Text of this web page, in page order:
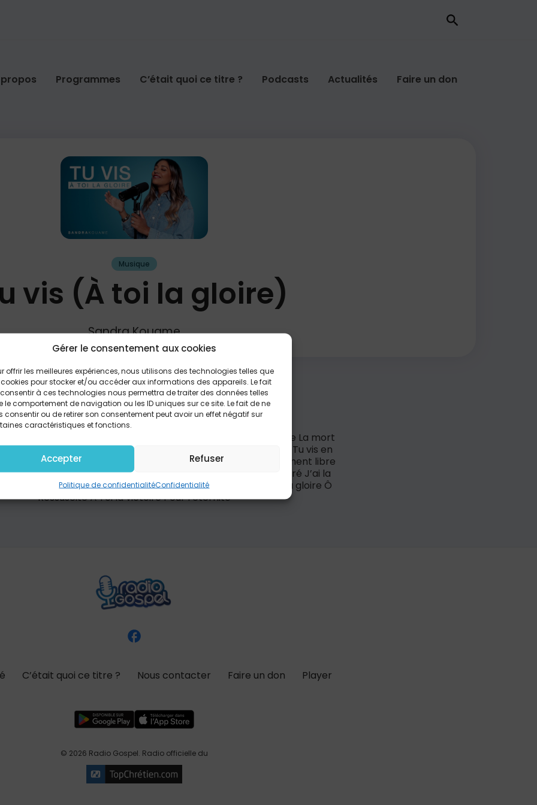
Gérer le consentement aux cookies
offrir les meilleures expériences, nous utilisons des technologies telles que
pour stocker et/ou accéder aux informations des appareils. Le fait
à ces technologies nous permettra de traiter des données telles
le comportement de navigation ou les ID uniques sur ce site. Le fait de ne
consentir ou de retirer son consentement peut avoir un effet négatif sur
caractéristiques et fonctions.
Accepter Refuser
Politique de confidentialitéConfidentialité
propos Programmes C’était quoi ce titre ? Podcasts Actualités Faire un don
Musique
vis (À toi la gloire)
Sandra Kouame
PARTAGER
chaînes ont été brisées Quand Tu m'as sauvé au prix de Ta vie La mort
Tu m’as racheté grâce au tombeau vide REFRAIN Jésus Tu vis en
en moi La mort a perdu son emprise En Ton nom je suis vraiment libre
n'y a plus de condamnation Par Ton sang précieux Tu m'as libéré J’ai la
saint nom Rien ne pourra jamais nous séparer PONT : À Toi la gloire Ô
Ressuscité À Toi la victoire Pour l’éternité
C’était quoi ce titre ? Nous contacter Faire un don Player
© 2026 Radio Gospel. Radio officielle du